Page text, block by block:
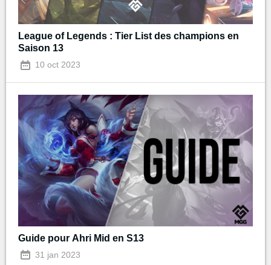
League of Legends : Tier List des champions en
Saison 13
10 oct 2023
Guide pour Ahri Mid en S13
31 jan 2023